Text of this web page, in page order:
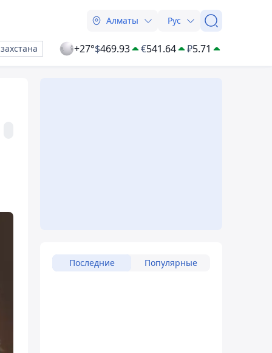
Алматы Рус
+27°$469.93 €541.64 ₽5.71
Последние Популярные